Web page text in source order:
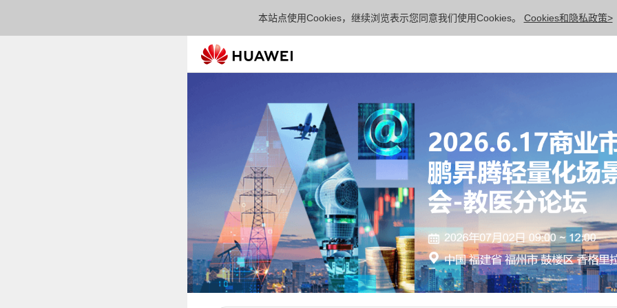
本站点使用Cookies，继续浏览表示您同意我们使用Cookies。 Cookies和隐私政策>